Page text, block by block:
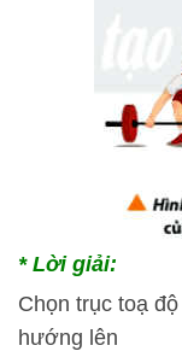
* Lời giải:
Chọn trục toạ
hướng lên